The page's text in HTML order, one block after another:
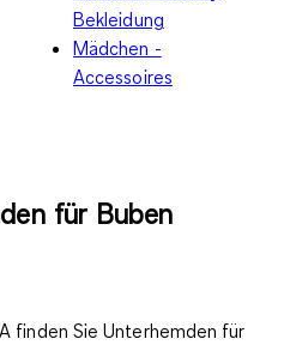
Bekleidung
Mädchen -
Accessoires
für Buben
finden Sie Unterhemden für